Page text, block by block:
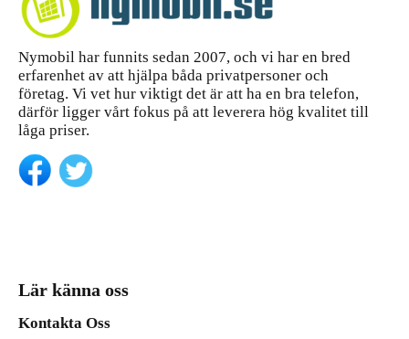
Nymobil har funnits sedan 2007, och vi har en bred
erfarenhet av att hjälpa båda privatpersoner och
företag. Vi vet hur viktigt det är att ha en bra telefon,
därför ligger vårt fokus på att leverera hög kvalitet till
låga priser.
Lär känna oss
Kontakta Oss